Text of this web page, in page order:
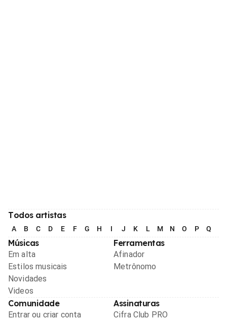
Todos artistas
A B C D E F G H I J K L M N O P Q
Músicas
Em alta
Estilos musicais
Novidades
Videos
Ferramentas
Afinador
Metrônomo
Comunidade
Entrar ou criar conta
Assinaturas
Cifra Club PRO